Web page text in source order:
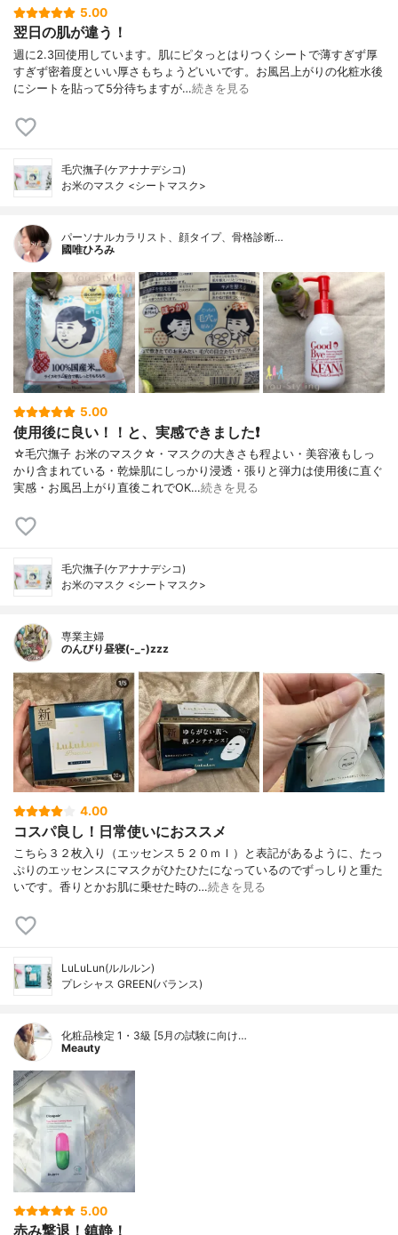
5.00
翌日の肌が違う！
週に2.3回使用しています。肌にピタっとはりつくシートで薄すぎず厚
すぎず密着度といい厚さもちょうどいいです。お風呂上がりの化粧水後
にシートを貼って5分待ちますが…続きを見る
毛穴撫子(ケアナナデシコ)
お米のマスク <シートマスク>
パーソナルカラリスト、顔タイプ、骨格診断…
國唯ひろみ
5.00
使用後に良い！！と、実感できました❗
☆毛穴撫子 お米のマスク☆・マスクの大きさも程よい・美容液もしっ
かり含まれている・乾燥肌にしっかり浸透・張りと弾力は使用後に直ぐ
実感・お風呂上がり直後これでOK…続きを見る
毛穴撫子(ケアナナデシコ)
お米のマスク <シートマスク>
専業主婦
のんびり昼寝(-_-)zzz
4.00
コスパ良し！日常使いにおススメ
こちら３２枚入り（エッセンス５２０ｍｌ）と表記があるように、たっ
ぷりのエッセンスにマスクがひたひたになっているのでずっしりと重た
いです。香りとかお肌に乗せた時の…続きを見る
LuLuLun(ルルルン)
プレシャス GREEN(バランス)
化粧品検定 1・3級 [5月の試験に向け…
Meauty
5.00
赤み撃退！鎮静！